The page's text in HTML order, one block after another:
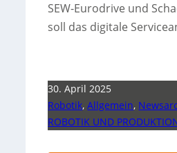
SEW-Eurodrive und
soll das digitale
30. April 2025
Robotik,Allgemein,
ROBOTIK UND